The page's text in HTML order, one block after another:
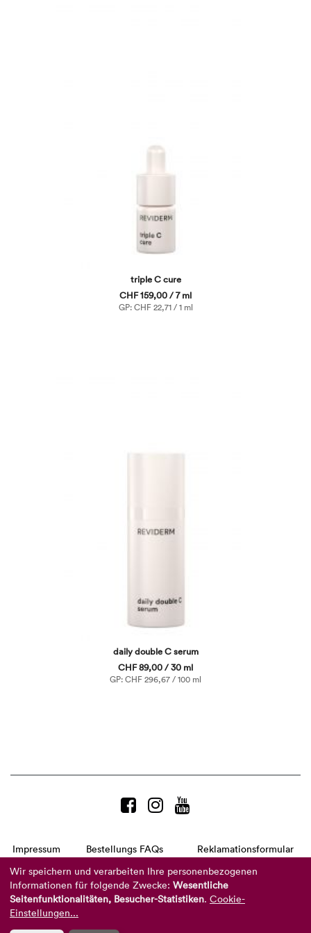
triple C cure
CHF 159,00 / 7 ml
GP: CHF 22,71 / 1 ml
daily double C serum
CHF 89,00 / 30 ml
GP: CHF 296,67 / 100 ml
Impressum Bestellungs FAQs
Reklamationsformular
AGB
Datenschutzerklärung
Barrierefreiheitserklärung
Telefon:+49 8104 8873-310
(Mo-Do: 9-16 Uhr und Fr: 9-14 Uhr)
Wir speichern und verarbeiten Ihre personenbezogenen
Informationen für folgende Zwecke: Wesentliche
Seitenfunktionalitäten, Besucher-Statistiken. Cookie-
Einstellungen...